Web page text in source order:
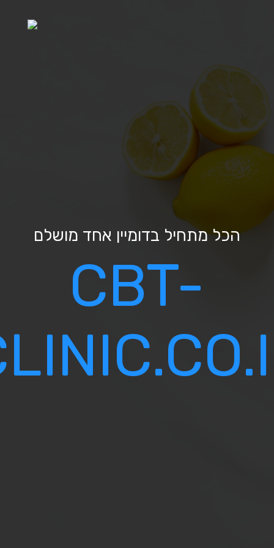
הכל מתחיל בדומיין אחד מושלם
CBT-